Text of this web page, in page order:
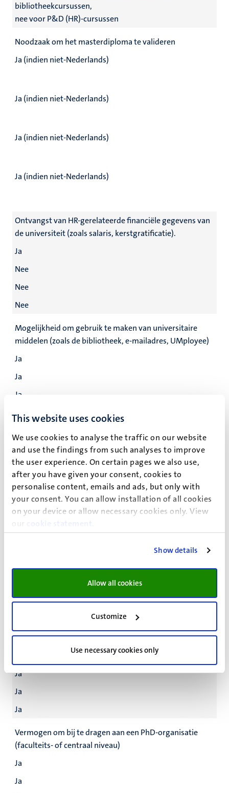
This website uses cookies
We use cookies to analyse the traffic on our website
and use the findings from such analyses to improve
the user experience. On certain pages we also use,
after you have given your consent, cookies to
personalise content, emails and ads, but only with
your consent. You can allow installation of all cookies
on your device or allow necessary cookies only. View
our
cookie statement
Show details
Allow all cookies
Customize
Use necessary cookies only
bibliotheekcursussen,
nee voor P&D (HR)-cursussen
Noodzaak om het masterdiploma te valideren
Ja (indien niet-Nederlands)
Ja (indien niet-Nederlands)
Ja (indien niet-Nederlands)
Ja (indien niet-Nederlands)
Ontvangst van HR-gerelateerde financiële gegevens van
de universiteit (zoals salaris, kerstgratificatie).
Ja
Nee
Nee
Nee
Mogelijkheid om gebruik te maken van universitaire
middelen (zoals de bibliotheek, e-mailadres, UMployee)
Ja
Ja
Ja
Ja
Ontvangst van een budget voor druk- en receptiekosten
bij de verdediging
Ja
Ja
Ja
Ja
Ontwikkel een opleidings- en supervisieplan (TSP)
Ja
Ja
Ja
Vermogen om bij te dragen aan een PhD-organisatie
(faculteits- of centraal niveau)
Ja
Ja